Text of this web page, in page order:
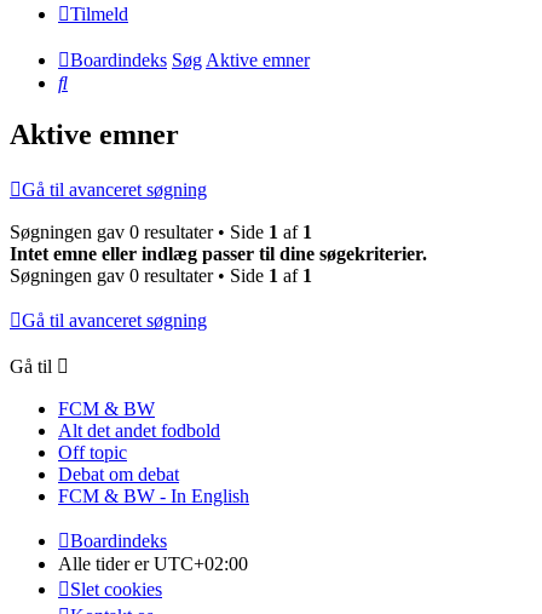
Tilmeld
Boardindeks SøgAktive emner
Søg
Aktive emner
Gå til avanceret søgning
Søgningen gav 0 resultater • Side 1 af 1
Intet emne eller indlæg passer til dine søgekriterier.
Søgningen gav 0 resultater • Side 1 af 1
Gå til avanceret søgning
Gå til
FCM & BW
Alt det andet fodbold
Off topic
Debat om debat
FCM & BW - In English
Boardindeks
Alle tider erUTC+02:00
Slet cookies